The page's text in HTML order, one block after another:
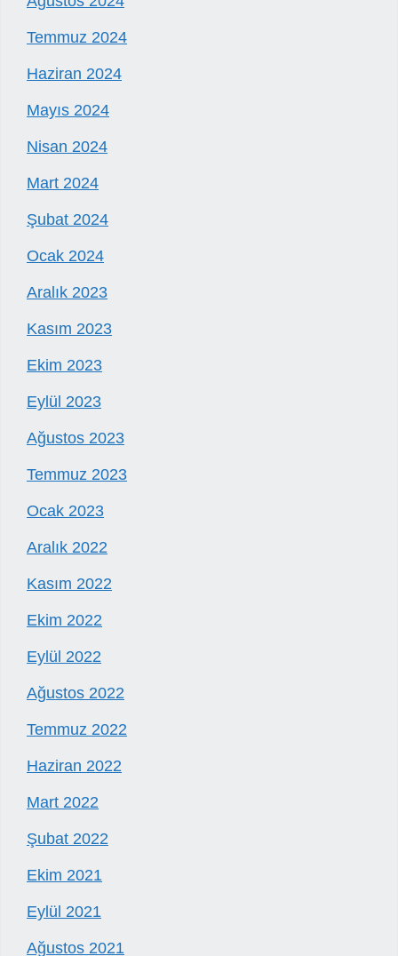
Temmuz 2024
Haziran 2024
Mayıs 2024
Nisan 2024
Mart 2024
Şubat 2024
Ocak 2024
Aralık 2023
Kasım 2023
Ekim 2023
Eylül 2023
Ağustos 2023
Temmuz 2023
Ocak 2023
Aralık 2022
Kasım 2022
Ekim 2022
Eylül 2022
Ağustos 2022
Temmuz 2022
Haziran 2022
Mart 2022
Şubat 2022
Ekim 2021
Eylül 2021
Ağustos 2021